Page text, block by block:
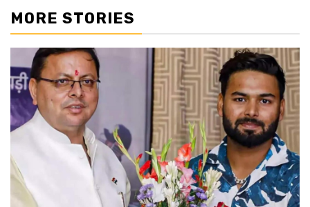
MORE STORIES